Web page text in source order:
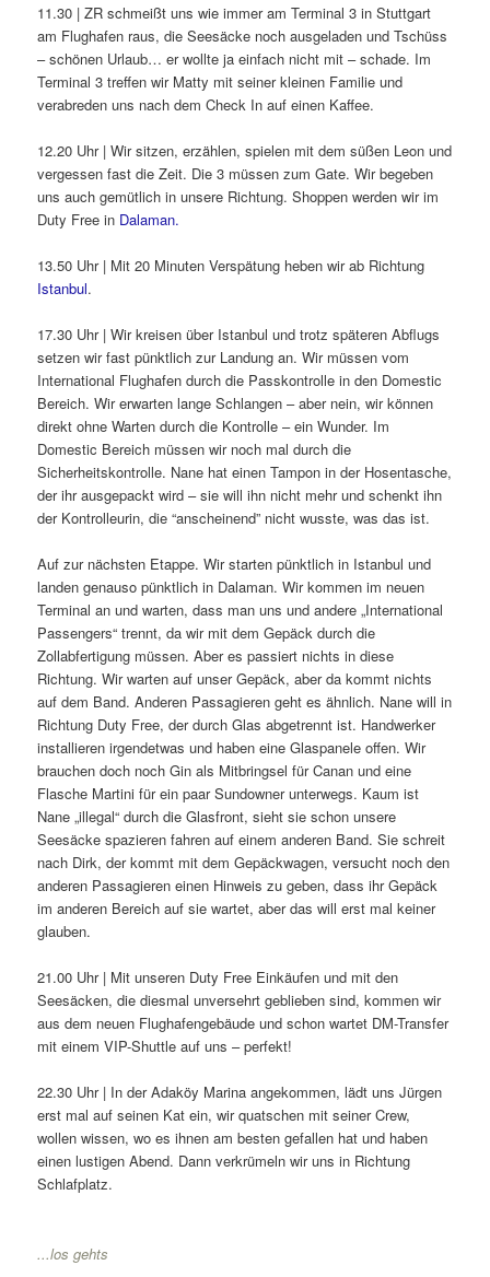
11.30 | ZR schmeißt uns wie immer am Terminal 3 in Stuttgart
am Flughafen raus, die Seesäcke noch ausgeladen und Tschüss
– schönen Urlaub… er wollte ja einfach nicht mit – schade. Im
Terminal 3 treffen wir Matty mit seiner kleinen Familie und
verabreden uns nach dem Check In auf einen Kaffee.
12.20 Uhr | Wir sitzen, erzählen, spielen mit dem süßen Leon und
vergessen fast die Zeit. Die 3 müssen zum Gate. Wir begeben
uns auch gemütlich in unsere Richtung. Shoppen werden wir im
Duty Free in Dalaman.
13.50 Uhr | Mit 20 Minuten Verspätung heben wir ab Richtung
Istanbul.
17.30 Uhr | Wir kreisen über Istanbul und trotz späteren Abflugs
setzen wir fast pünktlich zur Landung an. Wir müssen vom
International Flughafen durch die Passkontrolle in den Domestic
Bereich. Wir erwarten lange Schlangen – aber nein, wir können
direkt ohne Warten durch die Kontrolle – ein Wunder. Im
Domestic Bereich müssen wir noch mal durch die
Sicherheitskontrolle. Nane hat einen Tampon in der Hosentasche,
der ihr ausgepackt wird – sie will ihn nicht mehr und schenkt ihn
der Kontrolleurin, die “anscheinend” nicht wusste, was das ist.
Auf zur nächsten Etappe. Wir starten pünktlich in Istanbul und
landen genauso pünktlich in Dalaman. Wir kommen im neuen
Terminal an und warten, dass man uns und andere „International
Passengers“ trennt, da wir mit dem Gepäck durch die
Zollabfertigung müssen. Aber es passiert nichts in diese
Richtung. Wir warten auf unser Gepäck, aber da kommt nichts
auf dem Band. Anderen Passagieren geht es ähnlich. Nane will in
Richtung Duty Free, der durch Glas abgetrennt ist. Handwerker
installieren irgendetwas und haben eine Glaspanele offen. Wir
brauchen doch noch Gin als Mitbringsel für Canan und eine
Flasche Martini für ein paar Sundowner unterwegs. Kaum ist
Nane „illegal“ durch die Glasfront, sieht sie schon unsere
Seesäcke spazieren fahren auf einem anderen Band. Sie schreit
nach Dirk, der kommt mit dem Gepäckwagen, versucht noch den
anderen Passagieren einen Hinweis zu geben, dass ihr Gepäck
im anderen Bereich auf sie wartet, aber das will erst mal keiner
glauben.
21.00 Uhr | Mit unseren Duty Free Einkäufen und mit den
Seesäcken, die diesmal unversehrt geblieben sind, kommen wir
aus dem neuen Flughafengebäude und schon wartet DM-Transfer
mit einem VIP-Shuttle auf uns – perfekt!
22.30 Uhr | In der Adaköy Marina angekommen, lädt uns Jürgen
erst mal auf seinen Kat ein, wir quatschen mit seiner Crew,
wollen wissen, wo es ihnen am besten gefallen hat und haben
einen lustigen Abend. Dann verkrümeln wir uns in Richtung
Schlafplatz.
...los gehts